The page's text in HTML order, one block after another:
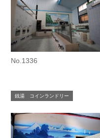
No.1336
銭湯 コインランドリー